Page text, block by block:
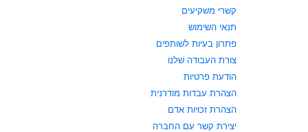
קשרי משקיעים
תנאי השימוש
פתרון בעיות לשותפים
צורת העבודה שלנו
הודעת פרטיות
הצהרת עבדות מודרנית
הצהרת זכויות אדם
יצירת קשר עם החברה